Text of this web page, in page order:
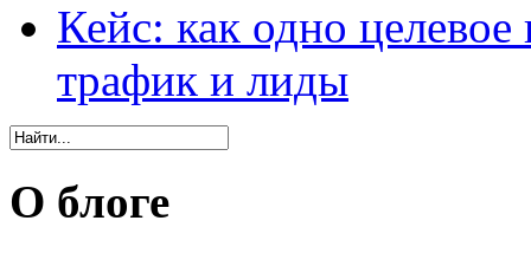
Кейс: как одно
трафик и лиды
О блоге